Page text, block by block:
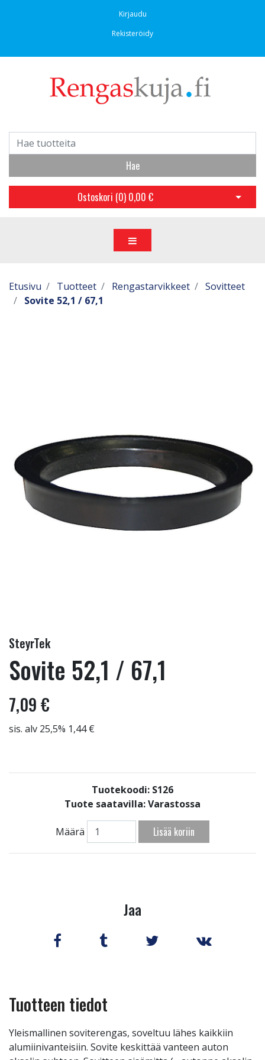
Kirjaudu
Rekisteröidy
Hae
Ostoskori (0) 0,00 € Avaa
Etusivu Tuotteet Rengastarvikkeet
Sovitteet
Sovite 52,1 / 67,1
SteyrTek
Sovite 52,1 / 67,1
7,09 €
sis. alv 25,5% 1,44 €
Tuotekoodi: S126
Tuote saatavilla:Varastossa
Määrä Lisää koriin
Jaa
Tuotteen tiedot
Yleismallinen soviterengas, soveltuu lähes kaikkiin
alumiinivanteisiin. Sovite keskittää vanteen auton